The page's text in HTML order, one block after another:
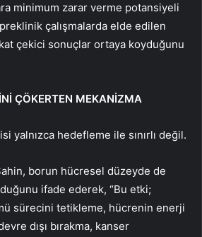
minimum zarar verme potansiyeli
çalışmalarda elde edilen
çekici sonuçlar ortaya koyduğunu
ÇÖKERTEN MEKANİZMA
yalnızca hedefleme ile sınırlı değil.
borun hücresel düzeyde de
ifade ederek, “Bu etki;
sürecini tetikleme, hücrenin enerji
dışı bırakma, kanser